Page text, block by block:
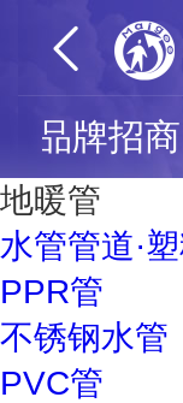
品牌招商
地暖管
水管管道·
PPR管
不锈钢水管
PVC管